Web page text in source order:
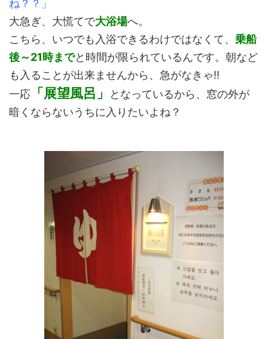
ね？？」
大急ぎ、大慌てで大浴場へ。
こちら、いつでも入浴できるわけではなくて、 乗船
後～21時までと時間が限られているんです。朝など
も入ることが出来ませんから、急がなきゃ!!
一応
「展望風呂」
となっているから、窓の外が
暗くならないうちに入りたいよね？